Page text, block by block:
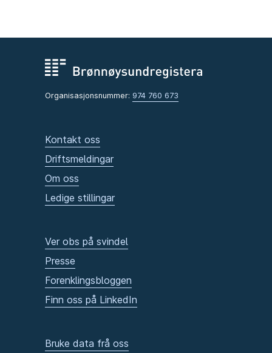
Organisasjonsnummer: 974 760 673
Kontakt oss
Driftsmeldingar
Om oss
Ledige stillingar
Ver obs på svindel
Presse
Forenklingsbloggen
Finn oss på LinkedIn
Bruke data frå oss